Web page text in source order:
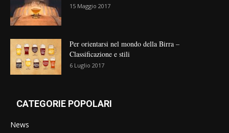
15 Maggio 2017
Per orientarsi nel mondo della Birra –
Classificazione e stili
6 Luglio 2017
CATEGORIE POPOLARI
News